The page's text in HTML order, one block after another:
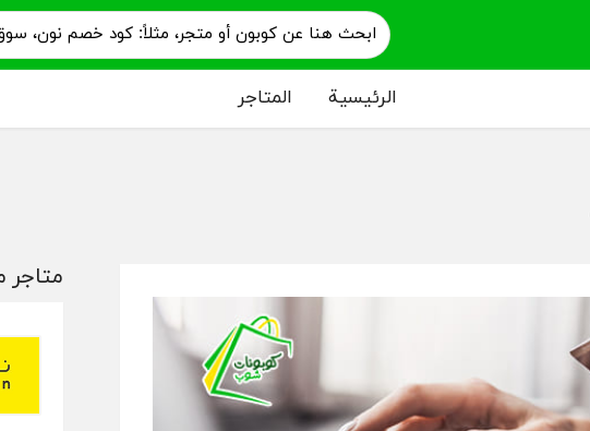
الرئيسية المتاجر
متاجر